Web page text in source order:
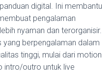
digital. Ini membantu
pengalaman
nyaman dan terorganisir.
yang berpengalaman dalam
tinggi, mulai dari motion
intro/outro untuk live